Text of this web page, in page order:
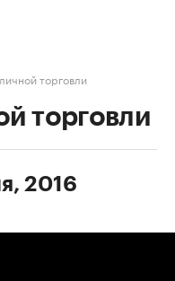
торговли
торговли
2016